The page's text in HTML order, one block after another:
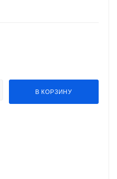
В КОРЗИНУ